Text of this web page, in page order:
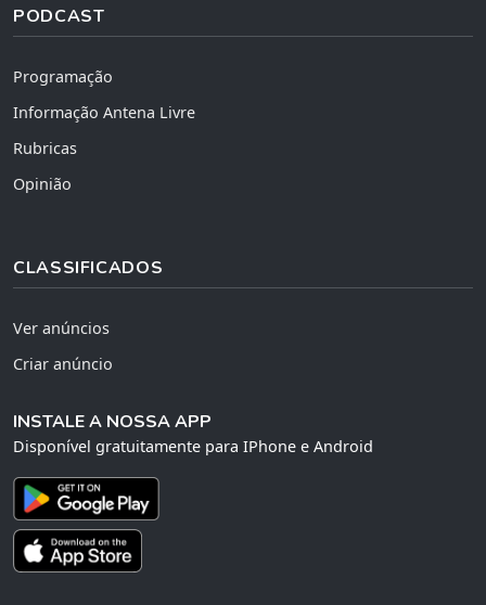
PODCAST
Programação
Informação Antena Livre
Rubricas
Opinião
CLASSIFICADOS
Ver anúncios
Criar anúncio
INSTALE A NOSSA APP
Disponível gratuitamente para IPhone e Android